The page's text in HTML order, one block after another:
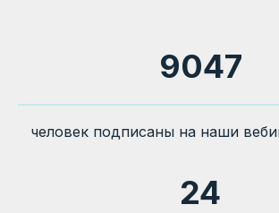
9047
человек подписаны на наши
24